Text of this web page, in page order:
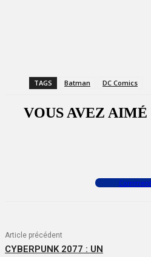
TAGS Batman DC Comics
VOUS AVEZ AIMÉ
Article précédent
CYBERPUNK 2077 : UN